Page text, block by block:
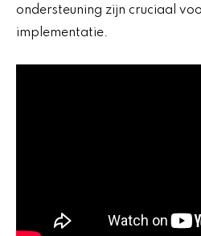
ondersteuning zijn cruciaal
implementatie.